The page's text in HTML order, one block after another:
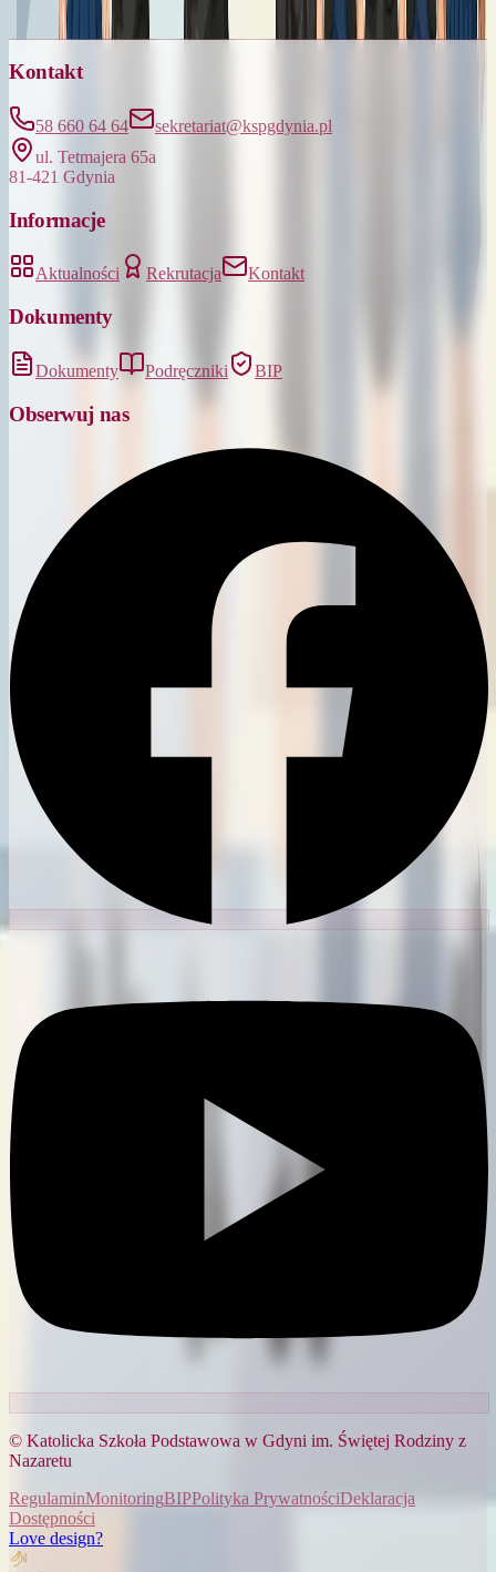
Kontakt
58 660 64 64
sekretariat@kspgdynia.pl
ul. Tetmajera 65a
81-421 Gdynia
Informacje
Aktualności Rekrutacja Kontakt
Dokumenty
Dokumenty Podręczniki BIP
Obserwuj nas
© Katolicka Szkoła Podstawowa w Gdyni im. Świętej Rodziny z
Nazaretu
RegulaminMonitoringBIPPolityka PrywatnościDeklaracja
Dostępności
Love design?